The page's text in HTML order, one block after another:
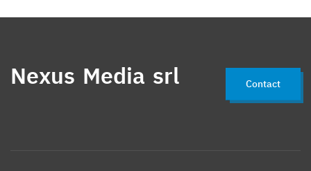
Nexus Media srl Contact